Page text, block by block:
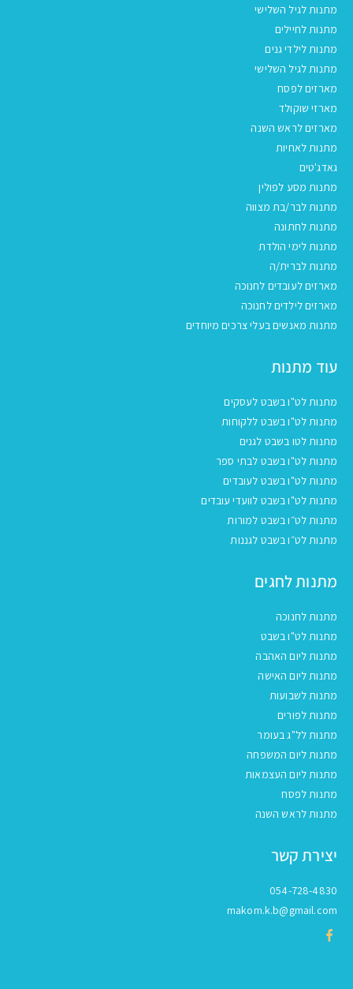
מתנות לגיל השלישי
מתנות לחיילים
מתנות לילדי גנים
מתנות לגיל השלישי
מארזים לפסח
מארזי שוקולד
מארזים לראש השנה
מתנות לאחיות
גאדג'טים
מתנות מסע לפולין
מתנות לבר/בת מצווה
מתנות לחתונה
מתנות לימי הולדת
מתנות לברית/ה
מארזים לעובדים לחנוכה
מארזים לילדים לחנוכה
מתנות מאנשים בעלי צרכים מיוחדים
עוד מתנות
מתנות לט"ו בשבט לעסקים
מתנות לט"ו בשבט ללקוחות
מתנות לטו בשבט לגנים
מתנות לט"ו בשבט לבתי ספר
מתנות לט"ו בשבט לעובדים
מתנות לט"ו בשבט לוועדי עובדים
מתנות לט״ו בשבט למורות
מתנות לט״ו בשבט לגננות
מתנות לחגים
מתנות לחנוכה
מתנות לט"ו בשבט
מתנות ליום האהבה
מתנות ליום האישה
מתנות לשבועות
מתנות לפורים
מתנות לל"ג בעומר
מתנות ליום המשפחה
מתנות ליום העצמאות
מתנות לפסח
מתנות לראש השנה
יצירת קשר
054-728-4830
makom.k.b@gmail.com